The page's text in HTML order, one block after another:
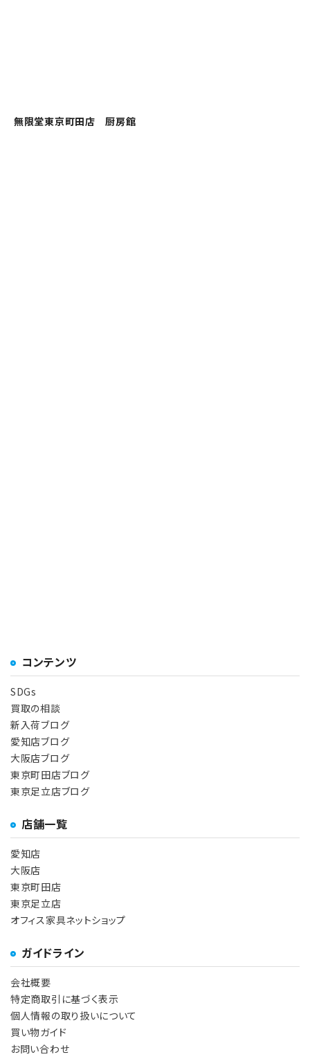
無限堂東京町田店 厨房館
コンテンツ
SDGs
買取の相談
新入荷ブログ
愛知店ブログ
大阪店ブログ
東京町田店ブログ
東京足立店ブログ
店舗一覧
愛知店
大阪店
東京町田店
東京足立店
オフィス家具ネットショップ
ガイドライン
会社概要
特定商取引に基づく表示
個人情報の取り扱いについて
買い物ガイド
お問い合わせ